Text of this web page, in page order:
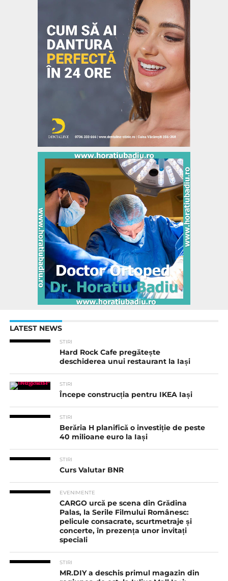
LATEST NEWS
STIRI
Hard Rock Cafe pregătește
deschiderea unui restaurant la Iași
STIRI
Începe construcția pentru IKEA Iași
STIRI
Berăria H planifică o investiție de peste
40 milioane euro la Iași
STIRI
Curs Valutar BNR
EVENIMENTE
CARGO urcă pe scena din Grădina
Palas, la Serile Filmului Românesc:
pelicule consacrate, scurtmetraje și
concerte, în prezența unor invitați
speciali
STIRI
MR.DIY a deschis primul magazin din